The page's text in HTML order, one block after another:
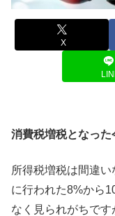
X
消費税増税となった
所得税増税は間違
に行われた8%から
なく見られがちで